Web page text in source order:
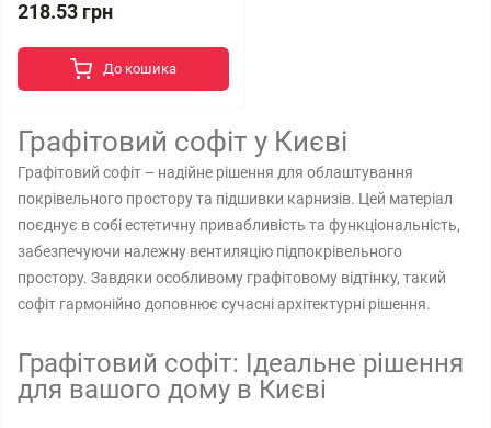
218.53 грн
До кошика
Графітовий софіт у Києві
Графітовий софіт – надійне рішення для облаштування
покрівельного простору та підшивки карнизів. Цей матеріал
поєднує в собі естетичну привабливість та функціональність,
забезпечуючи належну вентиляцію підпокрівельного
простору. Завдяки особливому графітовому відтінку, такий
софіт гармонійно доповнює сучасні архітектурні рішення.
Графітовий софіт: Ідеальне рішення
для вашого дому в Києві